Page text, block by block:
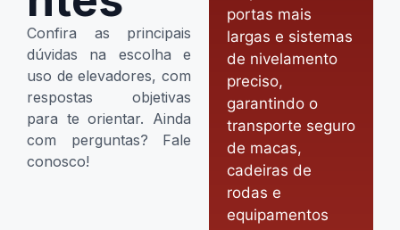
Confira as principais
dúvidas na escolha e
uso de elevadores, com
respostas objetivas
para te orientar. Ainda
com perguntas? Fale
conosco!
portas mais
largas e sistemas
de nivelamento
preciso,
garantindo o
transporte seguro
de macas,
cadeiras de
rodas e
equipamentos